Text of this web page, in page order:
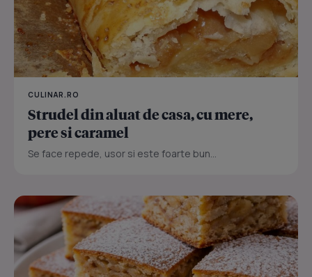
CULINAR.RO
Strudel din aluat de casa, cu mere,
pere si caramel
Se face repede, usor si este foarte bun...